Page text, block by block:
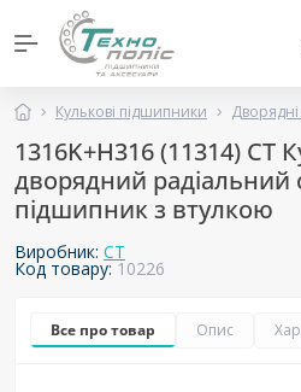
Кулькові підшипники
1316K+H316 (11314) СТ
дворядний
підшипник з втулкою
Виробник: CT
Код товару:10226
Все про товар Опис